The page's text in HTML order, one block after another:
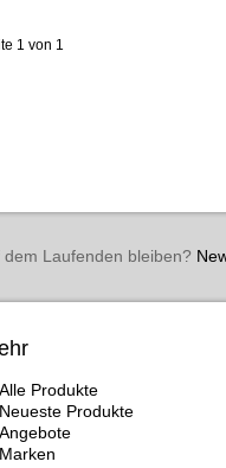
1 von 1
Laufenden bleiben?
Alle Produkte
Neueste Produkte
Angebote
Marken